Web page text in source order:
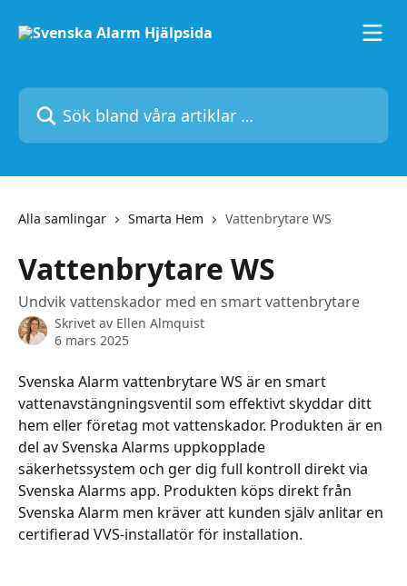
Sök bland våra artiklar …
Alla samlingar Smarta Hem Vattenbrytare WS
Vattenbrytare WS
Undvik vattenskador med en smart vattenbrytare
Skrivet av Ellen Almquist
6 mars 2025
Svenska Alarm vattenbrytare WS är en smart
vattenavstängningsventil som effektivt skyddar ditt
hem eller företag mot vattenskador. Produkten är en
del av Svenska Alarms uppkopplade
säkerhetssystem och ger dig full kontroll direkt via
Svenska Alarms app. Produkten köps direkt från
Svenska Alarm men kräver att kunden själv anlitar en
certifierad VVS-installatör för installation.